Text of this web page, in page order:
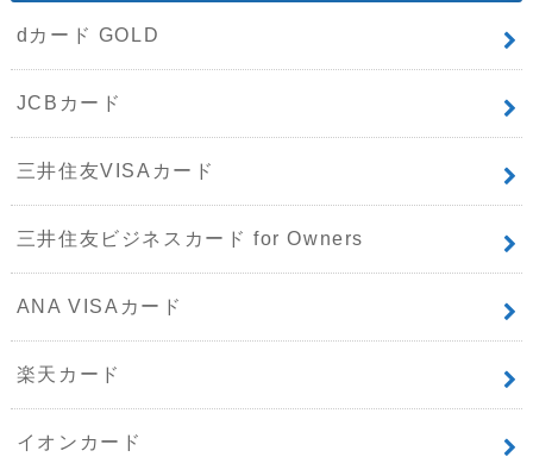
dカード GOLD
JCBカード
三井住友VISAカード
三井住友ビジネスカード for Owners
ANA VISAカード
楽天カード
イオンカード